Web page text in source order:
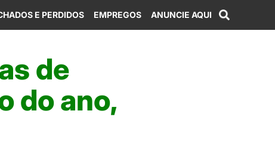
E PERDIDOS EMPREGOS ANUNCIE AQUI
de
do ano,